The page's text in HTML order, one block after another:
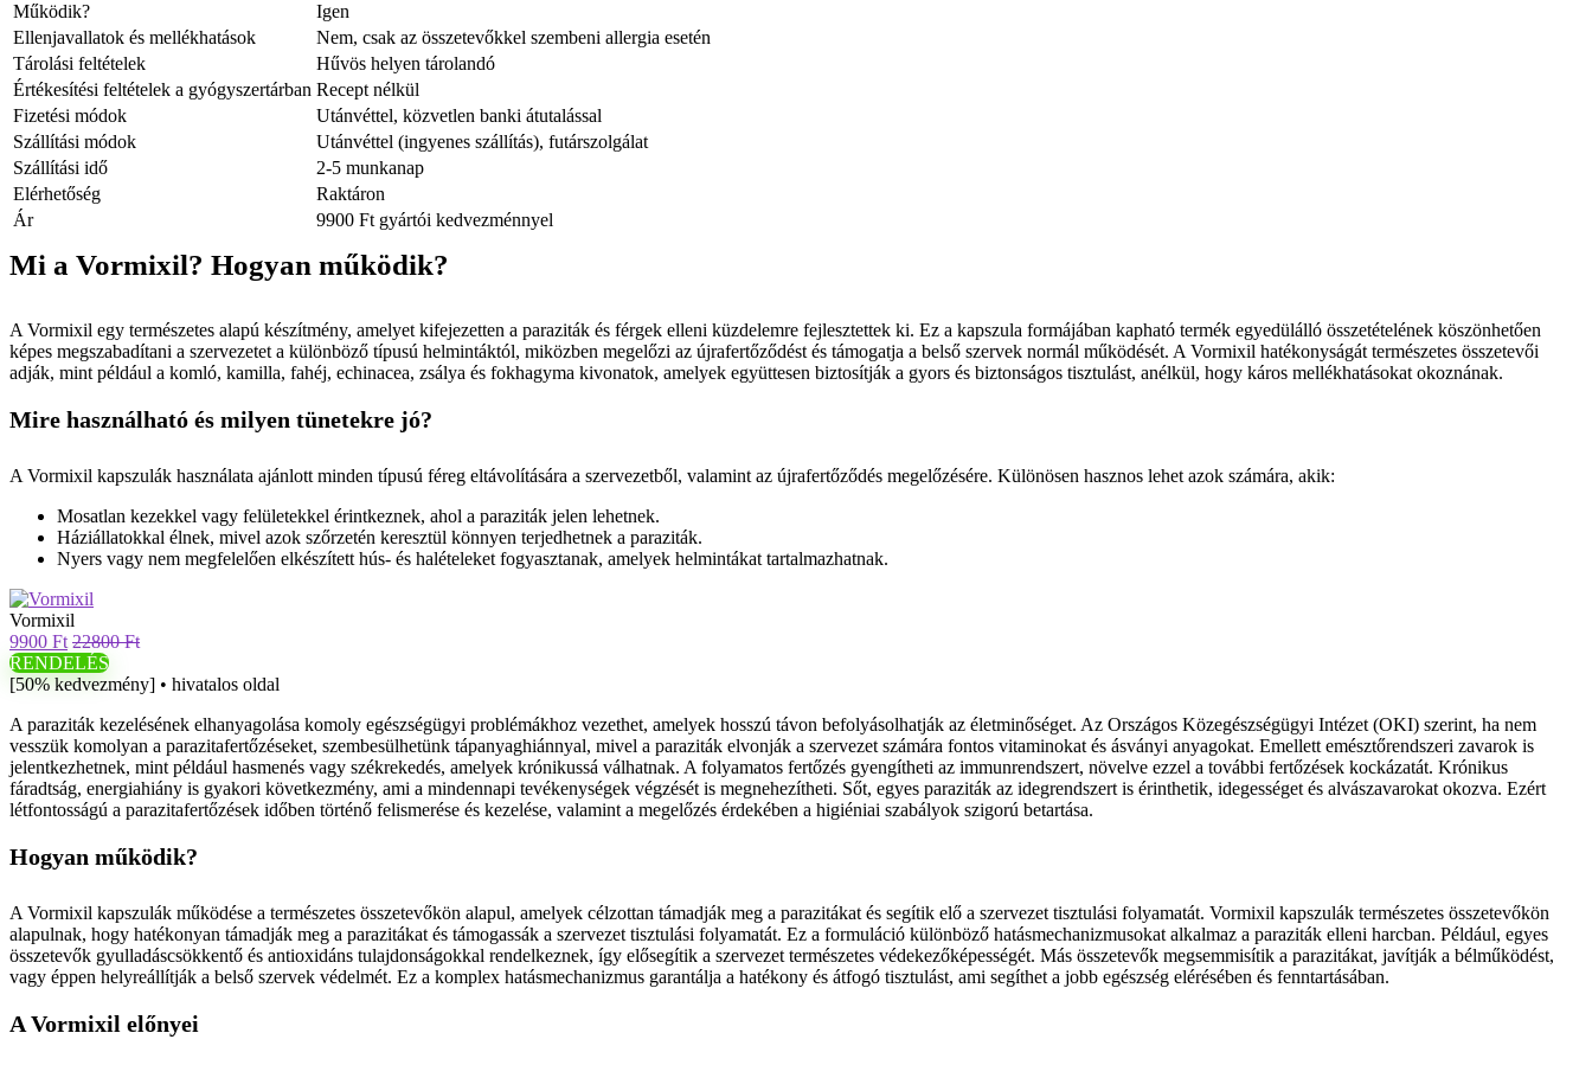
Működik?
Igen
Ellenjavallatok és mellékhatások
Nem, csak az összetevőkkel szembeni allergia esetén
Tárolási feltételek
Hűvös helyen tárolandó
Értékesítési feltételek a gyógyszertárban Recept nélkül
Fizetési módok
Utánvéttel, közvetlen banki átutalással
Szállítási módok
Utánvéttel (ingyenes szállítás), futárszolgálat
Szállítási idő
2-5 munkanap
Elérhetőség
Raktáron
Ár
9900 Ft gyártói kedvezménnyel
Mi a Vormixil? Hogyan működik?
A Vormixil egy természetes alapú készítmény, amelyet kifejezetten a paraziták és férgek elleni küzdelemre fejlesztettek ki. Ez a kapszula formájában kapható termék egyedülálló összetételének köszönhetően
képes megszabadítani a szervezetet a különböző típusú helmintáktól, miközben megelőzi az újrafertőződést és támogatja a belső szervek normál működését. A Vormixil hatékonyságát természetes összetevői
adják, mint például a komló, kamilla, fahéj, echinacea, zsálya és fokhagyma kivonatok, amelyek együttesen biztosítják a gyors és biztonságos tisztulást, anélkül, hogy káros mellékhatásokat okoznának.
Mire használható és milyen tünetekre jó?
A Vormixil kapszulák használata ajánlott minden típusú féreg eltávolítására a szervezetből, valamint az újrafertőződés megelőzésére. Különösen hasznos lehet azok számára, akik:
Mosatlan kezekkel vagy felületekkel érintkeznek, ahol a paraziták jelen lehetnek.
Háziállatokkal élnek, mivel azok szőrzetén keresztül könnyen terjedhetnek a paraziták.
Nyers vagy nem megfelelően elkészített hús- és halételeket fogyasztanak, amelyek helmintákat tartalmazhatnak.
Vormixil
9900 Ft 22800 Ft
RENDELÉS
[50% kedvezmény] • hivatalos oldal
A paraziták kezelésének elhanyagolása komoly egészségügyi problémákhoz vezethet, amelyek hosszú távon befolyásolhatják az életminőséget. Az Országos Közegészségügyi Intézet (OKI) szerint, ha nem
vesszük komolyan a parazitafertőzéseket, szembesülhetünk tápanyaghiánnyal, mivel a paraziták elvonják a szervezet számára fontos vitaminokat és ásványi anyagokat. Emellett emésztőrendszeri zavarok is
jelentkezhetnek, mint például hasmenés vagy székrekedés, amelyek krónikussá válhatnak. A folyamatos fertőzés gyengítheti az immunrendszert, növelve ezzel a további fertőzések kockázatát. Krónikus
fáradtság, energiahiány is gyakori következmény, ami a mindennapi tevékenységek végzését is megnehezítheti. Sőt, egyes paraziták az idegrendszert is érinthetik, idegességet és alvászavarokat okozva. Ezért
létfontosságú a parazitafertőzések időben történő felismerése és kezelése, valamint a megelőzés érdekében a higiéniai szabályok szigorú betartása.
Hogyan működik?
A Vormixil kapszulák működése a természetes összetevőkön alapul, amelyek célzottan támadják meg a parazitákat és segítik elő a szervezet tisztulási folyamatát. Vormixil kapszulák természetes összetevőkön
alapulnak, hogy hatékonyan támadják meg a parazitákat és támogassák a szervezet tisztulási folyamatát. Ez a formuláció különböző hatásmechanizmusokat alkalmaz a paraziták elleni harcban. Például, egyes
összetevők gyulladáscsökkentő és antioxidáns tulajdonságokkal rendelkeznek, így elősegítik a szervezet természetes védekezőképességét. Más összetevők megsemmisítik a parazitákat, javítják a bélműködést,
vagy éppen helyreállítják a belső szervek védelmét. Ez a komplex hatásmechanizmus garantálja a hatékony és átfogó tisztulást, ami segíthet a jobb egészség elérésében és fenntartásában.
A Vormixil előnyei